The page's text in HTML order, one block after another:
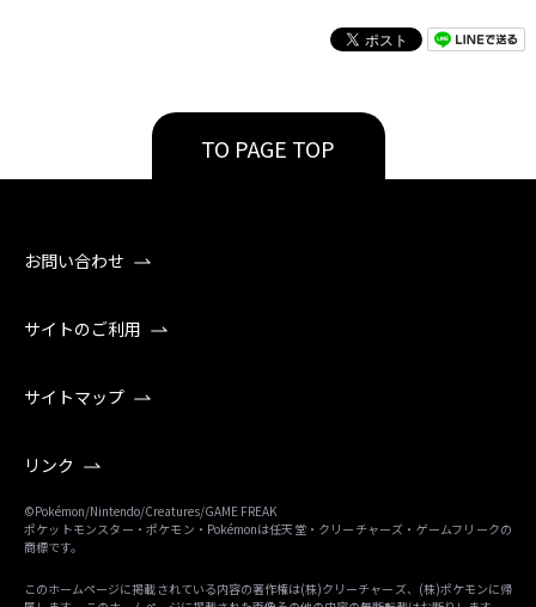
TO PAGE TOP
お問い合わせ
サイトのご利用
サイトマップ
リンク
©Pokémon/Nintendo/Creatures/GAME FREAK
ポケットモンスター・ポケモン・Pokémonは任天堂・クリーチャーズ・ゲームフリークの
商標です。
このホームページに掲載されている内容の著作権は(株)クリーチャーズ、(株)ポケモンに帰